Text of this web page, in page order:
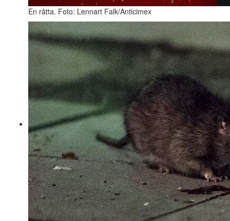
En råtta. Foto: Lennart Falk/Anticimex